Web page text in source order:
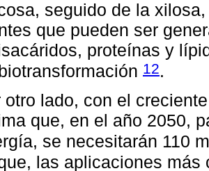
seguido de la
que pueden ser
proteínas y
12.
otro lado, con el
que, en el año 2050,
se necesitarán 110
las aplicaciones más